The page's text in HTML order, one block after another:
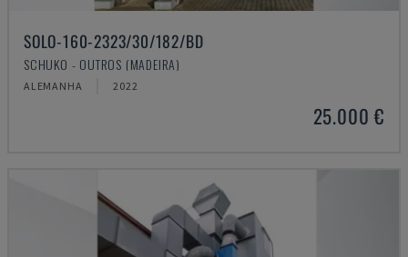
SOLO-160-2323/30/182/BD
SCHUKO - OUTROS (MADEIRA)
ALEMANHA 2022
25.000 €